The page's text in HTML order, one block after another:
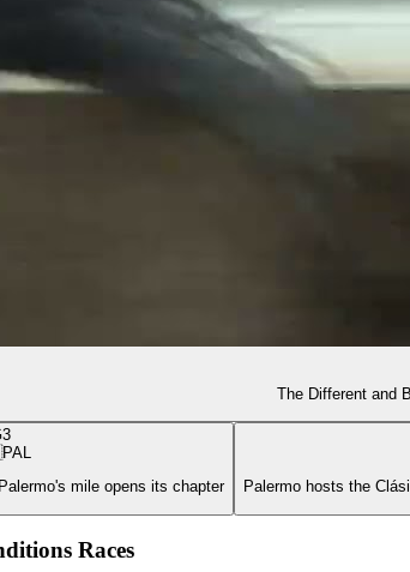
The Different and
PAL
mile opens its chapter
Palermo hosts the
Races